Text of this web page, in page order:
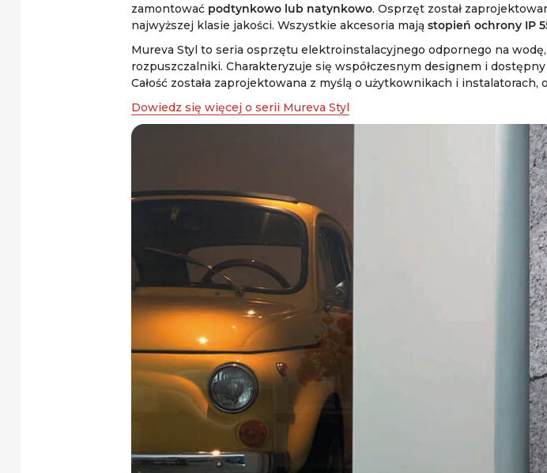
zamontować podtynkowo lub natynkowo. Osprzęt został
najwyższej klasie jakości. Wszystkie akcesoria mają stopień ochrony IP
Mureva Styl to seria osprzętu elektroinstalacyjnego odpornego na
rozpuszczalniki. Charakteryzuje się współczesnym designem i
Całość została zaprojektowana z myślą o użytkownikach i
Dowiedz się więcej o serii Mureva Styl